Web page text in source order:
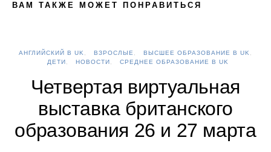
ВАМ ТАКЖЕ МОЖЕТ ПОНРАВИТЬСЯ
АНГЛИЙСКИЙ В UK ВЗРОСЛЫЕ
ВЫСШЕЕ ОБРАЗОВАНИЕ В UK
ДЕТИ
НОВОСТИ СРЕДНЕЕ ОБРАЗОВАНИЕ В UK
Четвертая виртуальная
выставка британского
образования 26 и 27 марта